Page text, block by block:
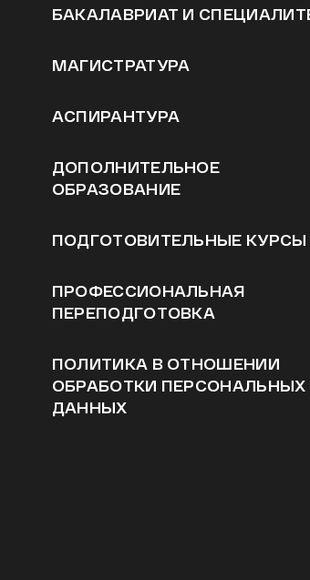
БАКАЛАВРИАТ И
МАГИСТРАТУРА
АСПИРАНТУРА
ДОПОЛНИТЕЛЬНОЕ
ОБРАЗОВАНИЕ
ПОДГОТОВИТЕЛЬНЫЕ КУРСЫ
ПРОФЕССИОНАЛЬНАЯ
ПЕРЕПОДГОТОВКА
ПОЛИТИКА В ОТНОШЕНИИ
ОБРАБОТКИ ПЕРСОНАЛЬНЫХ
ДАННЫХ